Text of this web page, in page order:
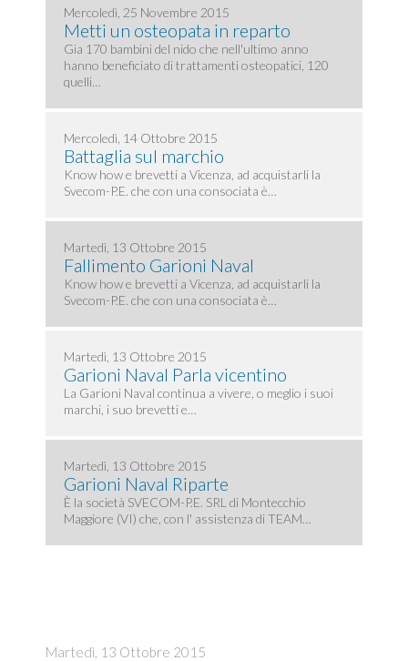
Mercoledì, 25 Novembre 2015
Metti un osteopata in reparto
Gia 170 bambini del nido che nell'ultimo anno
hanno beneficiato di trattamenti osteopatici, 120
quelli…
Mercoledì, 14 Ottobre 2015
Battaglia sul marchio
Know how e brevetti a Vicenza, ad acquistarli la
Svecom-P.E. che con una consociata è…
Martedì, 13 Ottobre 2015
Fallimento Garioni Naval
Know how e brevetti a Vicenza, ad acquistarli la
Svecom-P.E. che con una consociata è…
Martedì, 13 Ottobre 2015
Garioni Naval Parla vicentino
La Garioni Naval continua a vivere, o meglio i suoi
marchi, i suo brevetti e…
Martedì, 13 Ottobre 2015
Garioni Naval Riparte
È la società SVECOM-P.E. SRL di Montecchio
Maggiore (VI) che, con l' assistenza di TEAM…
Martedì, 13 Ottobre 2015